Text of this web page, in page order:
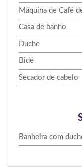
Máquina de Café
Casa de banho
Duche
Bidé
Secador de cabelo
Banheira com